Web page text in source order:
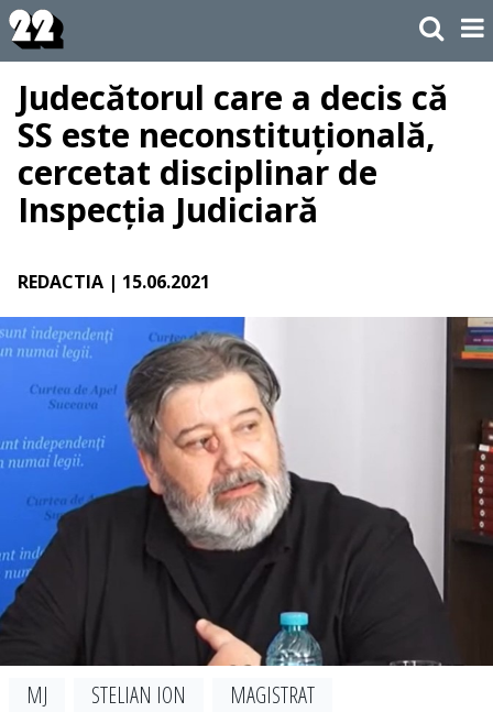
Judecătorul care a decis că
SS este neconstituțională,
cercetat disciplinar de
Inspecția Judiciară
REDACTIA | 15.06.2021
MJ STELIAN ION
MAGISTRAT